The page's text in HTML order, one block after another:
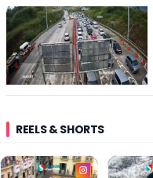
REELS & SHORTS